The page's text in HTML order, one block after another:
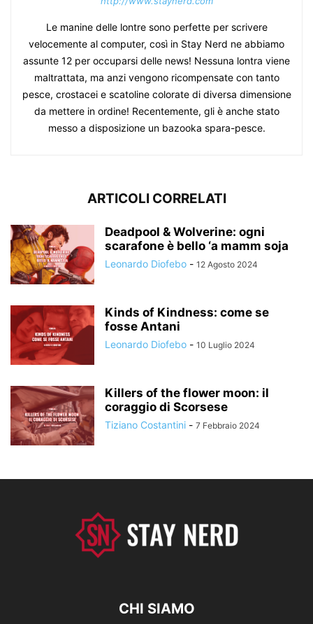
Le manine delle lontre sono perfette per scrivere
velocemente al computer, così in Stay Nerd ne abbiamo
assunte 12 per occuparsi delle news! Nessuna lontra viene
maltrattata, ma anzi vengono ricompensate con tanto
pesce, crostacei e scatoline colorate di diversa dimensione
da mettere in ordine! Recentemente, gli è anche stato
messo a disposizione un bazooka spara-pesce.
ARTICOLI CORRELATI
Deadpool & Wolverine: ogni
scarafone è bello ‘a mamm soja
Leonardo Diofebo - 12 Agosto 2024
Kinds of Kindness: come se
fosse Antani
Leonardo Diofebo - 10 Luglio 2024
Killers of the flower moon: il
coraggio di Scorsese
Tiziano Costantini - 7 Febbraio 2024
CHI SIAMO